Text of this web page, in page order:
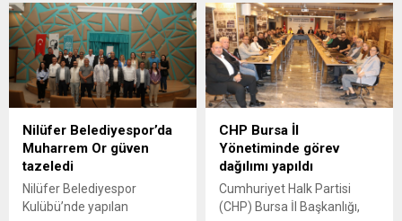
devlet, kadınların var olan
haklarının gasp edilmesine
de engel oluyor. Bir
üniversitede çalışan ve ...
Nilüfer Belediyespor’da
Muharrem Or güven
tazeledi
Nilüfer Belediyespor
Kulübü’nde yapılan
CHP Bursa İl
Yönetiminde görev
dağılımı yapıldı
Cumhuriyet Halk Partisi
(CHP) Bursa İl Başkanlığı,